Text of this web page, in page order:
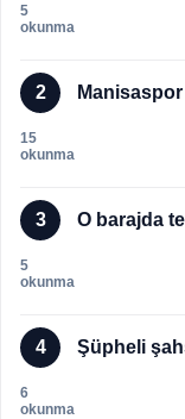
5
okunma
2
15
okunma
3 O barajda
5
okunma
4 Şüpheli
6
okunma